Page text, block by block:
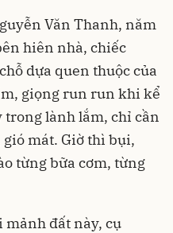
Văn Thanh, năm
hiên nhà, chiếc
dựa quen thuộc của
giọng run run khi kể
trong lành lắm, chỉ cần
mát. Giờ thì bụi,
từng bữa cơm, từng
mảnh đất này, cụ